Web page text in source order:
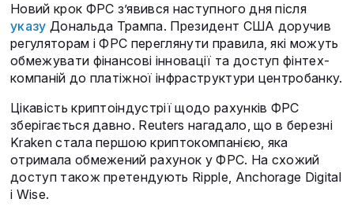
Новий крок ФРС з’явився наступного дня після
указу Дональда Трампа. Президент США доручив
регуляторам і ФРС переглянути правила, які можуть
обмежувати фінансові інновації та доступ фінтех-
компаній до платіжної інфраструктури центробанку.
Цікавість криптоіндустрії щодо рахунків ФРС
зберігається давно. Reuters нагадало, що в березні
Kraken стала першою криптокомпанією, яка
отримала обмежений рахунок у ФРС. На схожий
доступ також претендують Ripple, Anchorage Digital
і Wise.